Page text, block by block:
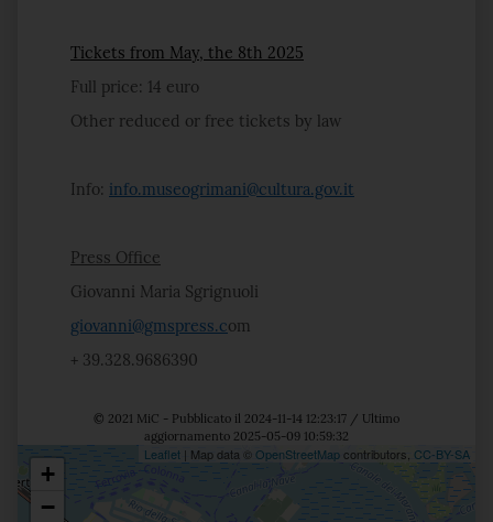
Tickets from May, the 8th 2025
Full price: 14 euro
Other reduced or free tickets by law
Info: info.museogrimani@cultura.gov.it
Press Office
Giovanni Maria Sgrignuoli
giovanni@gmspress.com
+ 39.328.9686390
© 2021 MiC - Pubblicato il 2024-11-14 12:23:17 / Ultimo
aggiornamento 2025-05-09 10:59:32
Posizione
+
−
Leaflet | Map data © OpenStreetMapcontributors, CC-BY-SA